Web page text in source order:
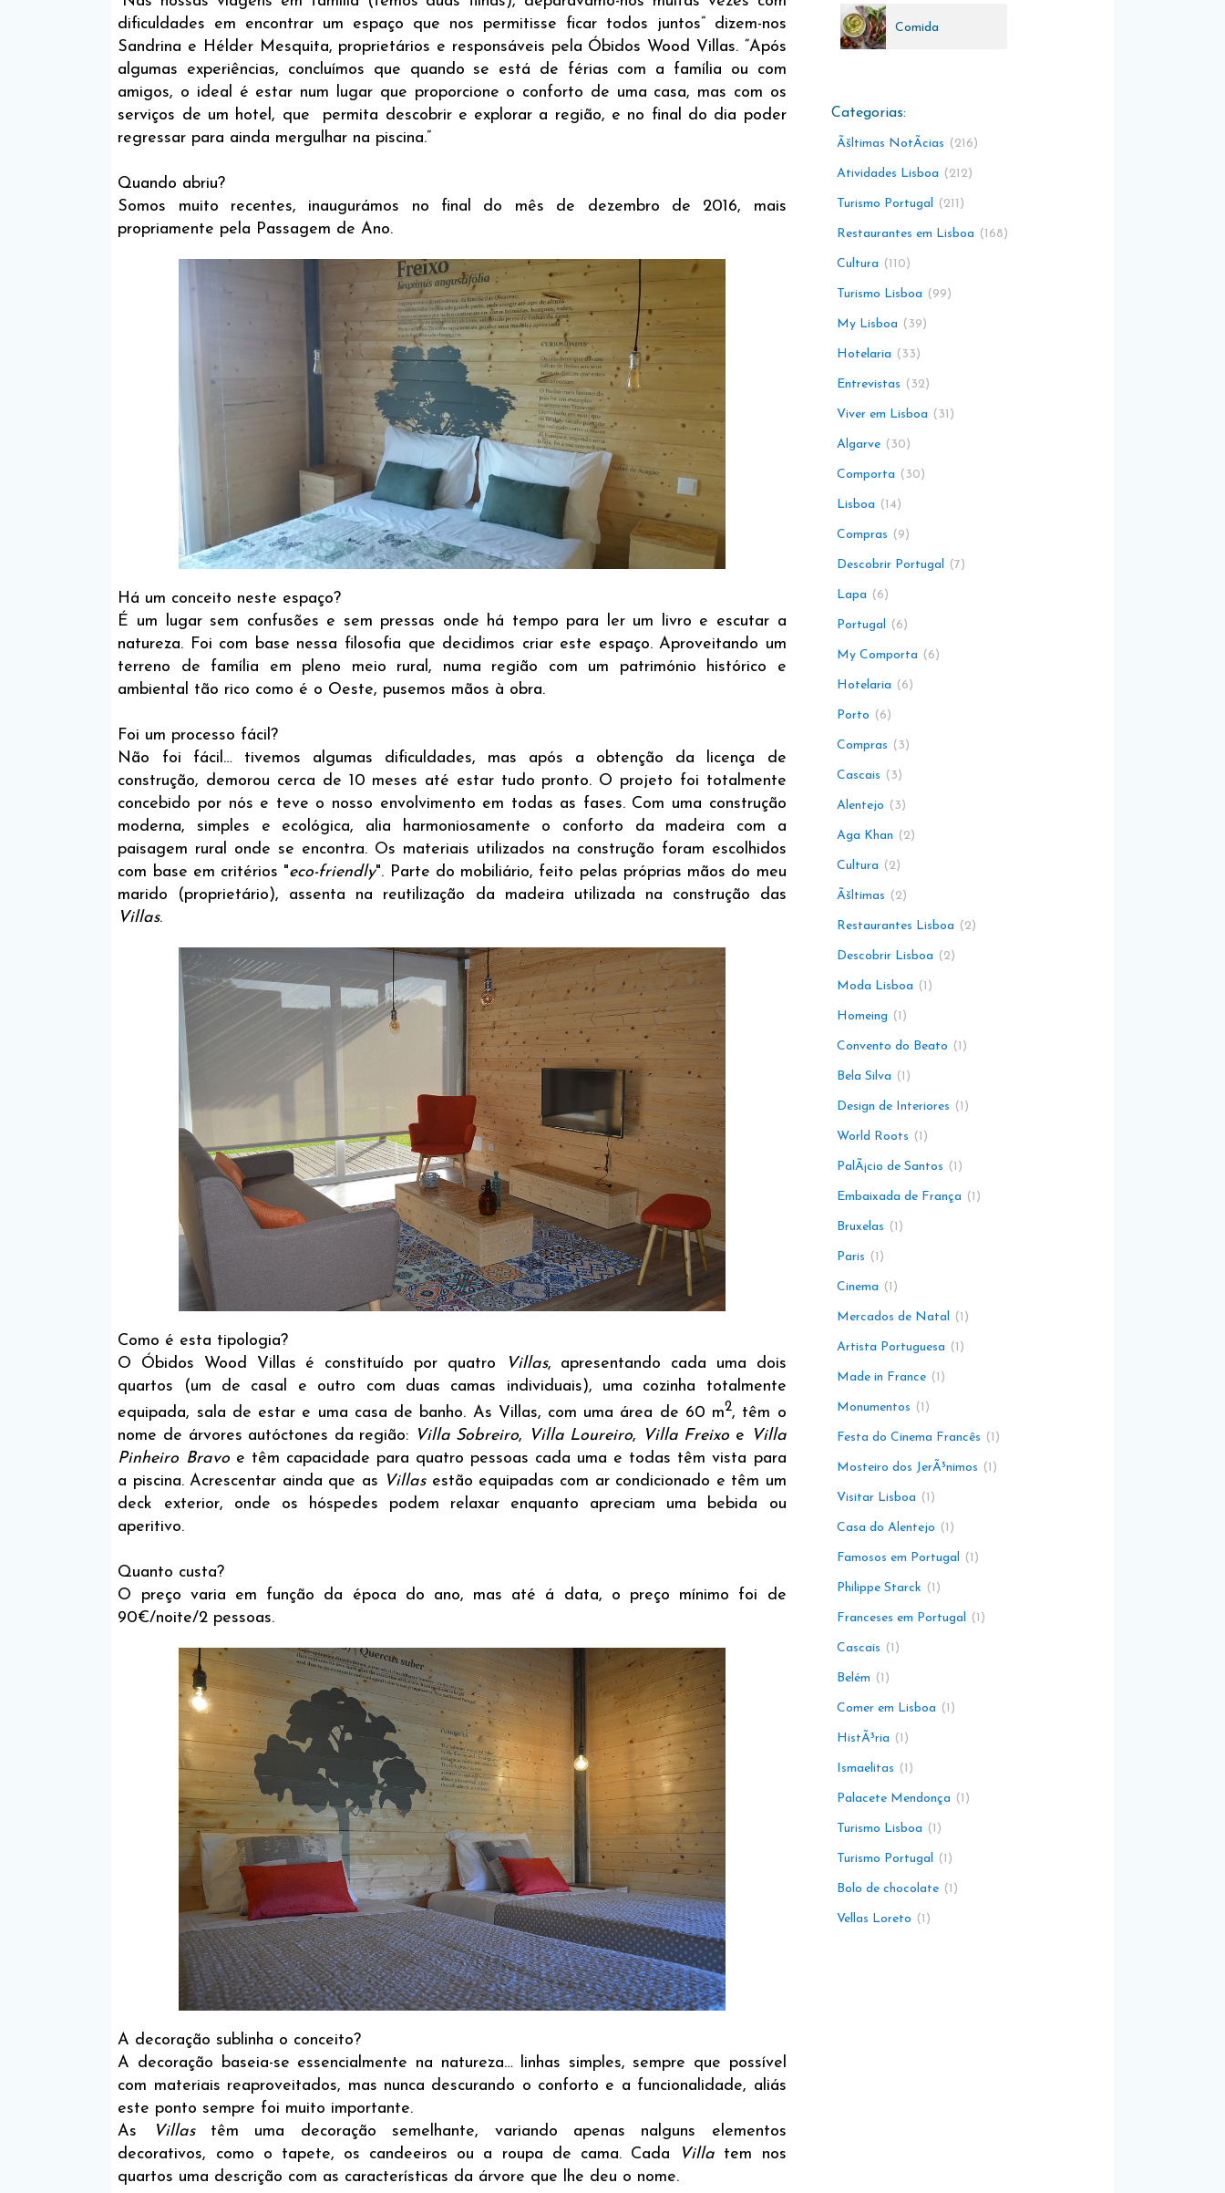
dificuldades em encontrar um espaço que nos permitisse ficar todos juntos” dizem-nos
Sandrina e Hélder Mesquita, proprietários e responsáveis pela Óbidos Wood Villas. “Após
algumas experiências, concluímos que quando se está de férias com a família ou com
amigos, o ideal é estar num lugar que proporcione o conforto de uma casa, mas com os
serviços de um hotel, que permita descobrir e explorar a região, e no final do dia poder
regressar para ainda mergulhar na piscina.”
Quando abriu?
Somos muito recentes, inaugurámos no final do mês de dezembro de 2016, mais
propriamente pela Passagem de Ano.
Há um conceito neste espaço?
É um lugar sem confusões e sem pressas onde há tempo para ler um livro e escutar a
natureza. Foi com base nessa filosofia que decidimos criar este espaço. Aproveitando um
terreno de família em pleno meio rural, numa região com um património histórico e
ambiental tão rico como é o Oeste, pusemos mãos à obra.
Foi um processo fácil?
Não foi fácil… tivemos algumas dificuldades, mas após a obtenção da licença de
construção, demorou cerca de 10 meses até estar tudo pronto. O projeto foi totalmente
concebido por nós e teve o nosso envolvimento em todas as fases. Com uma construção
moderna, simples e ecológica, alia harmoniosamente o conforto da madeira com a
paisagem rural onde se encontra. Os materiais utilizados na construção foram escolhidos
com base em critérios "eco-friendly". Parte do mobiliário, feito pelas próprias mãos do meu
marido (proprietário), assenta na reutilização da madeira utilizada na construção das
Villas.
Como é esta tipologia?
O Óbidos Wood Villas é constituído por quatro
Villas, apresentando cada uma dois
quartos (um de casal e outro com duas camas individuais), uma cozinha totalmente
equipada, sala de estar e uma casa de banho. As Villas, com uma área de 60 m2, têm o
nome de árvores autóctones da região: Villa Sobreiro, Villa Loureiro, Villa Freixo e
Villa
Pinheiro Bravoe têm capacidade para quatro pessoas cada uma e todas têm vista para
a piscina. Acrescentar ainda que as Villasestão equipadas com ar condicionado e têm um
deck exterior, onde os hóspedes podem relaxar enquanto apreciam uma bebida ou
aperitivo.
Quanto custa?
O preço varia em função da época do ano, mas até á data, o preço mínimo foi de
90€/noite/2 pessoas.
A decoração sublinha o conceito?
A decoração baseia-se essencialmente na natureza… linhas simples, sempre que possível
com materiais reaproveitados, mas nunca descurando o conforto e a funcionalidade, aliás
este ponto sempre foi muito importante.
As
Villastêm uma decoração semelhante, variando apenas nalguns elementos
decorativos, como o tapete, os candeeiros ou a roupa de cama. Cada
Villa tem nos
quartos uma descrição com as características da árvore que lhe deu o nome.
Comida
Ãšltimas NotÃ­cias 216
Atividades Lisboa 212
Turismo Portugal 211
Restaurantes em Lisboa 168
Cultura 110
Turismo Lisboa 99
My Lisboa 39
Hotelaria 33
Entrevistas 32
Viver em Lisboa 31
Algarve 30
Comporta 30
Lisboa 14
Compras 9
Descobrir Portugal 7
Lapa 6
Portugal 6
My Comporta 6
Hotelaria 6
Porto 6
Compras 3
Cascais 3
Alentejo 3
Aga Khan 2
Cultura 2
Ãšltimas 2
Restaurantes Lisboa 2
Descobrir Lisboa 2
Moda Lisboa 1
Homeing 1
Convento do Beato 1
Bela Silva 1
Design de Interiores 1
World Roots 1
PalÃ¡cio de Santos 1
Embaixada de França 1
Bruxelas 1
Paris 1
Cinema 1
Mercados de Natal 1
Artista Portuguesa 1
Made in France 1
Monumentos 1
Festa do Cinema Francês 1
Mosteiro dos JerÃ³nimos 1
Visitar Lisboa 1
Casa do Alentejo 1
Famosos em Portugal 1
Philippe Starck 1
Franceses em Portugal 1
Cascais 1
Belém 1
Comer em Lisboa 1
HistÃ³ria 1
Ismaelitas 1
Palacete Mendonça 1
Turismo Lisboa 1
Turismo Portugal 1
Bolo de chocolate 1
Vellas Loreto 1